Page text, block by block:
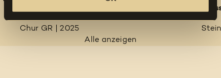
Chur GR | 2025
Alle anzeigen